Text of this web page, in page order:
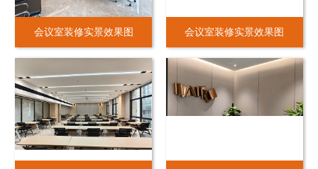
会议室装修实景效果图 会议室装修实景效果图